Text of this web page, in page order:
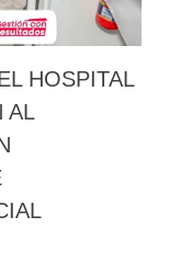
HOSPITAL
AL